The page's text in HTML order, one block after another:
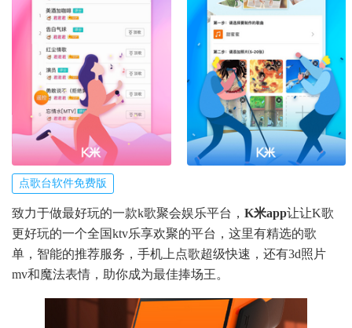
点歌台软件免费版
致力于做最好玩的一款k歌聚会娱乐平台， K米app让让K歌
更好玩的一个全国ktv乐享欢聚的平台，这里有精选的歌
单，智能的推荐服务，手机上点歌超级快速，还有3d照片
mv和魔法表情，助你成为最佳捧场王。